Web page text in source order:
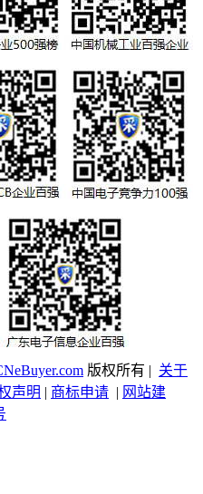
版权所有 | 关于
声明 | 商标申请 | 网站建